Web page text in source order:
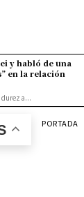
y habló de una
en la relación
PORTADA